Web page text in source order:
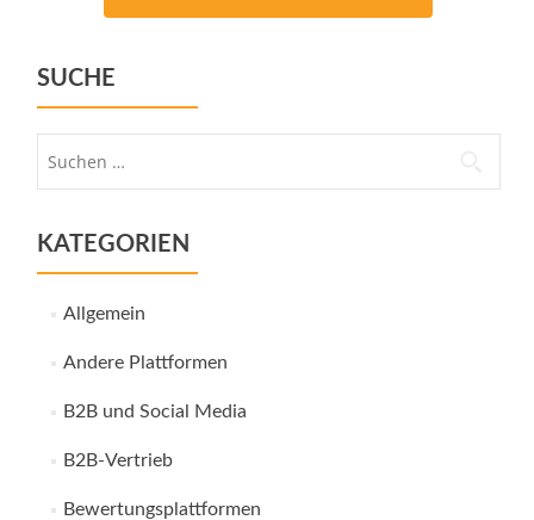
SUCHE
KATEGORIEN
Allgemein
Andere Plattformen
B2B und Social Media
B2B-Vertrieb
Bewertungsplattformen